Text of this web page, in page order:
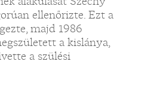
ellenőrizte. Ezt a
majd 1986
a kislánya,
a szülési